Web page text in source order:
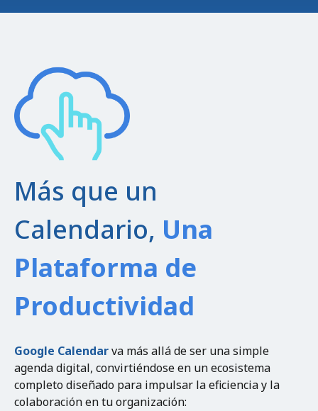
Más que un
Calendario, Una
Plataforma de
Productividad
Google Calendarva más allá de ser una simple
agenda digital, convirtiéndose en un ecosistema
completo diseñado para impulsar la eficiencia y la
colaboración en tu organización: